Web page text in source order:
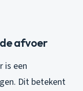
afvoer
is een
Dit betekent